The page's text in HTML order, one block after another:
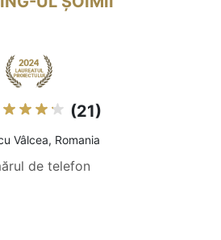
(21)
Vâlcea, Romania
de telefon